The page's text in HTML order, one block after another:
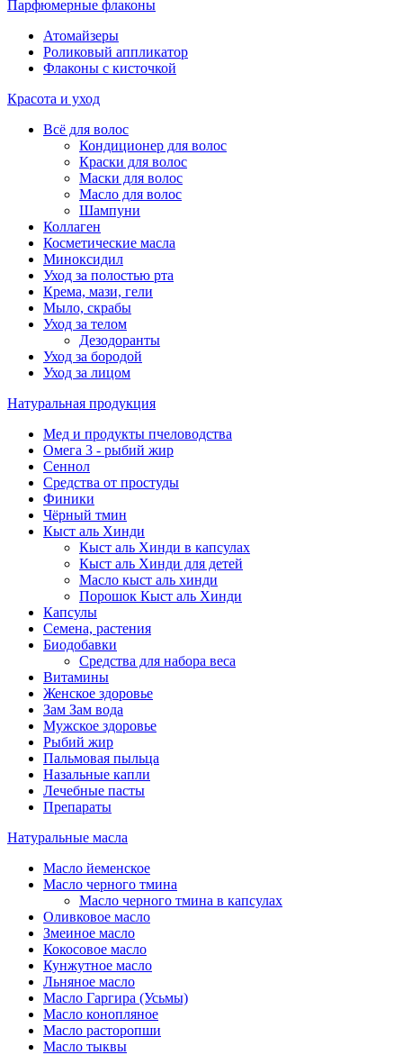
Парфюмерные флаконы
Атомайзеры
Роликовый аппликатор
Флаконы с кисточкой
Красота и уход
Всё для волос
Кондиционер для волос
Краски для волос
Маски для волос
Масло для волос
Шампуни
Коллаген
Косметические масла
Миноксидил
Уход за полостью рта
Крема, мази, гели
Мыло, скрабы
Уход за телом
Дезодоранты
Уход за бородой
Уход за лицом
Натуральная продукция
Мед и продукты пчеловодства
Омега 3 - рыбий жир
Сеннол
Средства от простуды
Финики
Чёрный тмин
Кыст аль Хинди
Кыст аль Хинди в капсулах
Кыст аль Хинди для детей
Масло кыст аль хинди
Порошок Кыст аль Хинди
Капсулы
Семена, растения
Биодобавки
Средства для набора веса
Витамины
Женское здоровье
Зам Зам вода
Мужское здоровье
Рыбий жир
Пальмовая пыльца
Назальные капли
Лечебные пасты
Препараты
Натуральные масла
Масло йеменское
Масло черного тмина
Масло черного тмина в капсулах
Оливковое масло
Змеиное масло
Кокосовое масло
Кунжутное масло
Льняное масло
Масло Гаргира (Усьмы)
Масло конопляное
Масло расторопши
Масло тыквы